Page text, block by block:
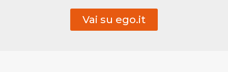
Vai su ego.it